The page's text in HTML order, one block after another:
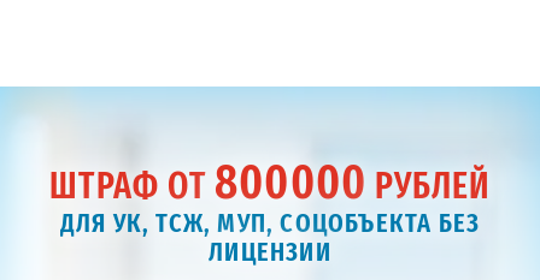
ШТРАФ ОТ 800000 РУБЛЕЙ
ДЛЯ УК, ТСЖ, МУП, СОЦОБЪЕКТА БЕЗ
ЛИЦЕНЗИИ